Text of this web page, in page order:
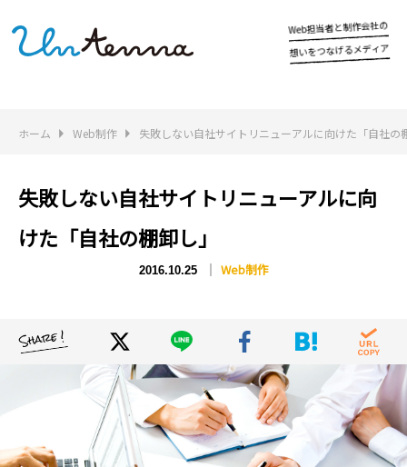
We b担当者と制作会社の
想いをつなげるメディア
ホーム Web制作 失敗しない自社サイトリニューアルに向けた「自社の
失敗しない自社サイトリニューアルに向
けた「自社の棚卸し」
2016.10.25 Web制作